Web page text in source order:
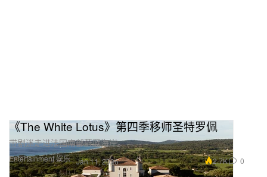
Entertainment 娱乐
《The White Lotus》第四季移师圣特罗佩
带剧迷走进法国南部蔚蓝海岸。
Jan 11, 2026 2.7K 0